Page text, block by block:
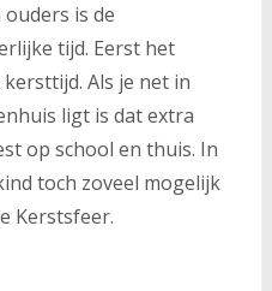
is de
tijd. Eerst het
Als je net in
ligt is dat extra
op school en thuis. In
toch zoveel mogelijk
Kerstsfeer.